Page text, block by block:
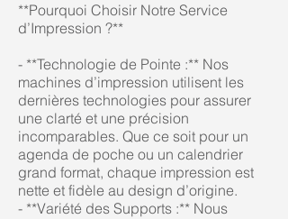
**Pourquoi Choisir Notre Service
d’Impression ?**
- **Technologie de Pointe :** Nos
machines d’impression utilisent les
dernières technologies pour assurer
une clarté et une précision
incomparables. Que ce soit pour un
agenda de poche ou un calendrier
grand format, chaque impression est
nette et fidèle au design d’origine.
- **Variété des Supports :** Nous